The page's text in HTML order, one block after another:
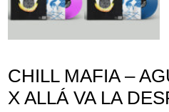
CHILL MAFIA –
X ALLÁ VA LA